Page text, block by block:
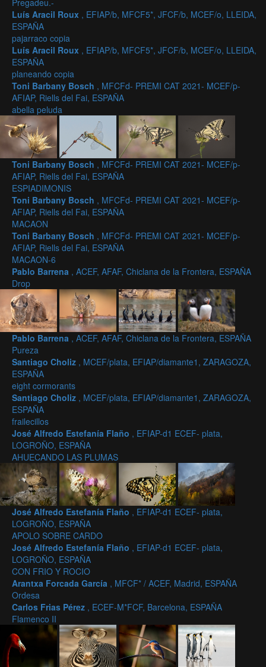
Pregadeu.-
Luís Aracil Roux , EFIAP/b, MFCF5*, JFCF/b, MCEF/o, LLEIDA,
ESPAÑA
pajarraco copia
Luís Aracil Roux , EFIAP/b, MFCF5*, JFCF/b, MCEF/o, LLEIDA,
ESPAÑA
planeando copia
Toni Barbany Bosch , MFCFd- PREMI CAT 2021- MCEF/p-
AFIAP, Riells del Fai, ESPAÑA
abella peluda
Toni Barbany Bosch , MFCFd- PREMI CAT 2021- MCEF/p-
AFIAP, Riells del Fai, ESPAÑA
ESPIADIMONIS
Toni Barbany Bosch , MFCFd- PREMI CAT 2021- MCEF/p-
AFIAP, Riells del Fai, ESPAÑA
MACAON
Toni Barbany Bosch , MFCFd- PREMI CAT 2021- MCEF/p-
AFIAP, Riells del Fai, ESPAÑA
MACAON-6
Pablo Barrena , ACEF, AFAF, Chiclana de la Frontera, ESPAÑA
Drop
Pablo Barrena , ACEF, AFAF, Chiclana de la Frontera, ESPAÑA
Pureza
Santiago Choliz , MCEF/plata, EFIAP/diamante1, ZARAGOZA,
ESPAÑA
eight cormorants
Santiago Choliz , MCEF/plata, EFIAP/diamante1, ZARAGOZA,
ESPAÑA
frailecillos
José Alfredo Estefanía Flaño , EFIAP-d1 ECEF- plata,
LOGROÑO, ESPAÑA
AHUECANDO LAS PLUMAS
José Alfredo Estefanía Flaño , EFIAP-d1 ECEF- plata,
LOGROÑO, ESPAÑA
APOLO SOBRE CARDO
José Alfredo Estefanía Flaño , EFIAP-d1 ECEF- plata,
LOGROÑO, ESPAÑA
CON FRIO Y ROCIO
Arantxa Forcada García , MFCF* / ACEF, Madrid, ESPAÑA
Ordesa
Carlos Frias Pérez , ECEF-M*FCF, Barcelona, ESPAÑA
Flamenco II